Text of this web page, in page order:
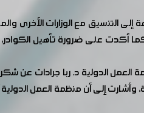
التنسيق مع الوزارات الأخرى
على ضرورة تأهيل الكوادر،
العمل الدولية د. ربا جرادات
إلى أن منظمة العمل